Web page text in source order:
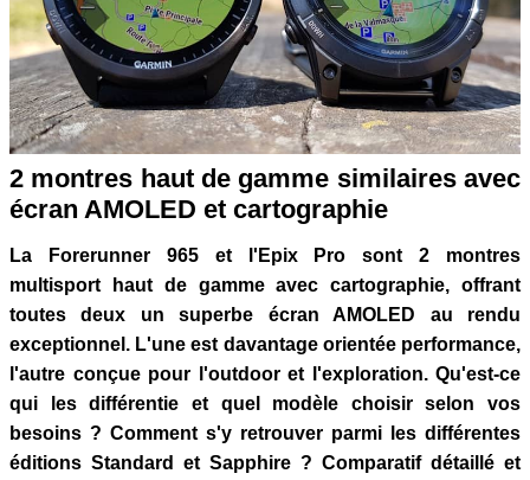
2 montres haut de gamme similaires avec
écran AMOLED et cartographie
La Forerunner 965 et l'Epix Pro sont 2 montres
multisport haut de gamme avec cartographie, offrant
toutes deux un superbe écran AMOLED au rendu
exceptionnel. L'une est davantage orientée performance,
l'autre conçue pour l'outdoor et l'exploration. Qu'est-ce
qui les différentie et quel modèle choisir selon vos
besoins ? Comment s'y retrouver parmi les différentes
éditions Standard et Sapphire ? Comparatif détaillé et